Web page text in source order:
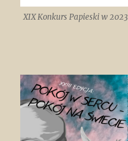
XIX Konkurs Papieski w 2023